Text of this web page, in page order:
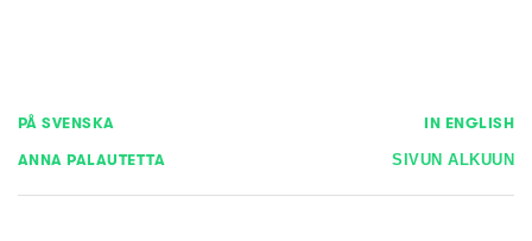
PÅ SVENSKA IN ENGLISH
ANNA PALAUTETTA SIVUN ALKUUN